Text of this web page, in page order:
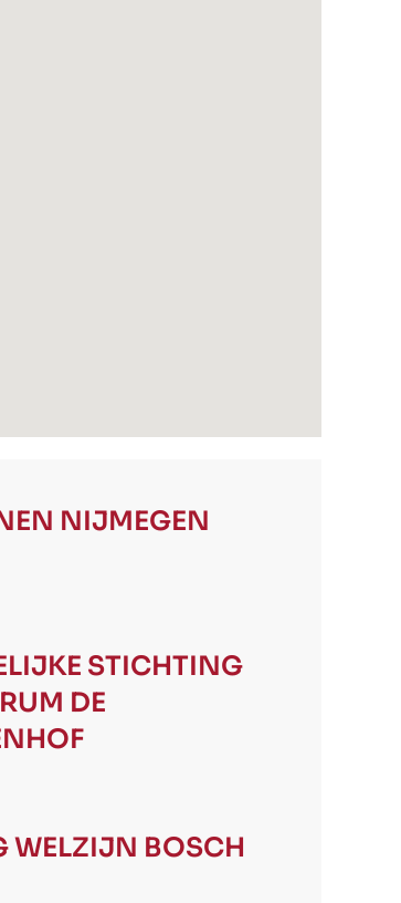
NIJMEGEN
STICHTING
DE
WELZIJN BOSCH